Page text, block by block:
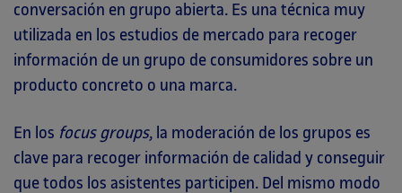
conversación en grupo abierta. Es una técnica muy
utilizada en los estudios de mercado para recoger
información de un grupo de consumidores sobre un
producto concreto o una marca.
En los focus groups, la moderación de los grupos es
clave para recoger información de calidad y conseguir
que todos los asistentes participen. Del mismo modo